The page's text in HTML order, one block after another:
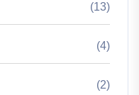
(13)
(4)
(2)